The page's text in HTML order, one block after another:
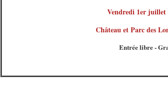
Vendredi 1er juillet
Château et Parc des
Entrée libre-